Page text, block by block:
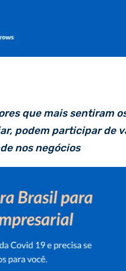
que mais sentiram
podem participar de
nos negócios